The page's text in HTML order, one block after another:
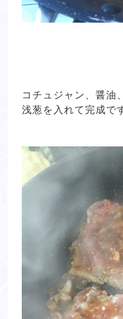
コチュジャン、醤油
浅葱を入れて完成で